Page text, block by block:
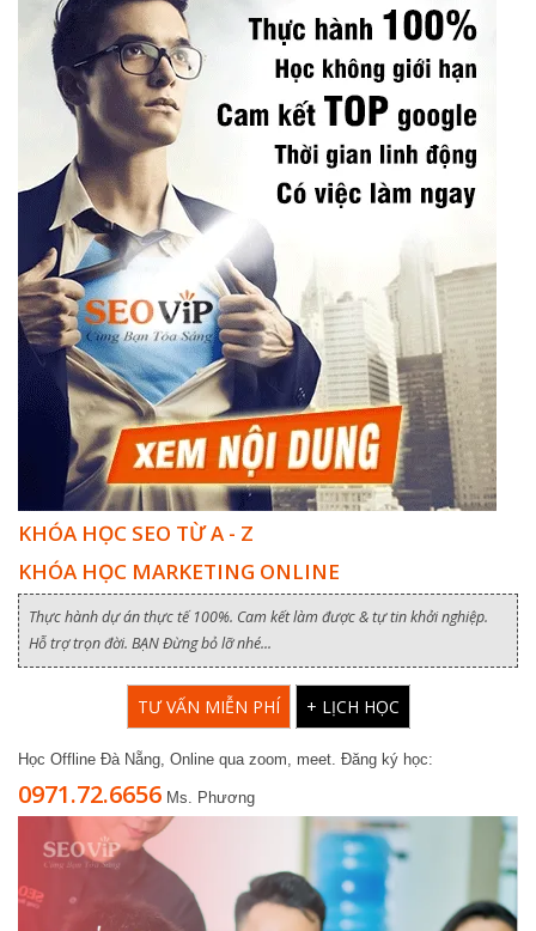
KHÓA HỌC SEO TỪ A - Z
KHÓA HỌC MARKETING ONLINE
Thực hành dự án thực tế 100%. Cam kết làm được & tự tin khởi nghiệp.
Hỗ trợ trọn đời. BẠN Đừng bỏ lỡ nhé...
TƯ VẤN MIỄN PHÍ + LỊCH HỌC
Học Offline Đà Nẵng, Online qua zoom, meet. Đăng ký học:
0971.72.6656 Ms. Phương